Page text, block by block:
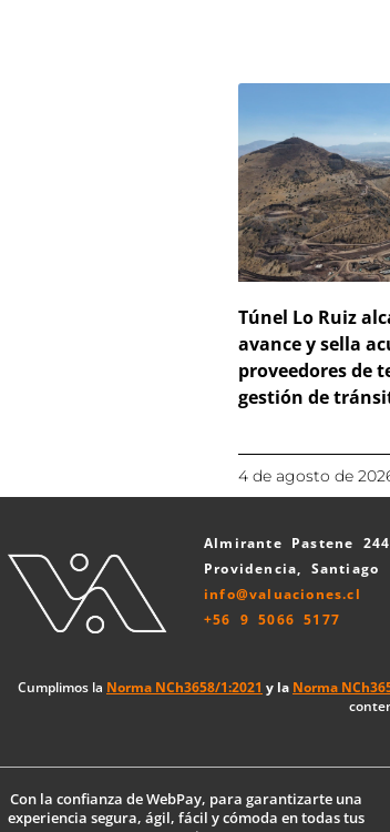
Túnel Lo Ruiz
avance y sella
proveedores de
gestión de
4 de agosto de
Almirante Pastene
Providencia, Santiago
info@valuaciones.cl
+56 9 5066 5177
Cumplimos la Norma NCh3658/1:2021 y la Norma
Con la confianza de WebPay, para garantizarte una
experiencia segura, ágil, fácil y cómoda en todas tus